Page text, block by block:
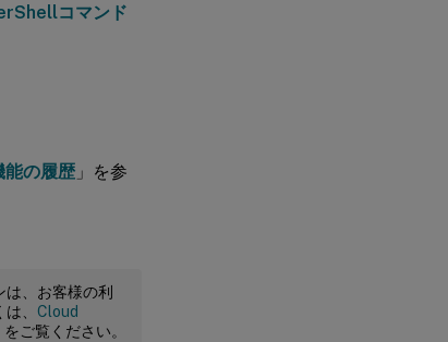
コマンド
能の履歴 」を参
は、お客様の利
、 Cloud
ご覧ください。